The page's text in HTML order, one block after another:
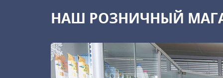
НАШ РОЗНИЧНЫЙ